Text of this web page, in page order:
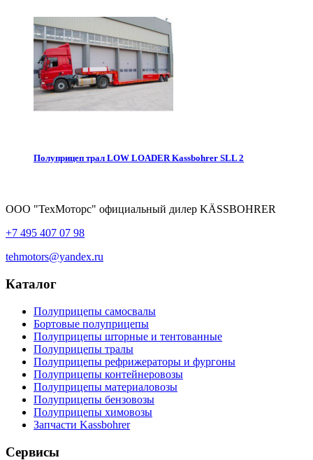
Полуприцеп трал LOW LOADER Kassbohrer SLL 2
ООО "ТехМоторс" официальный дилер KÄSSBOHRER
+7 495 407 07 98
tehmotors@yandex.ru
Каталог
Полуприцепы самосвалы
Бортовые полуприцепы
Полуприцепы шторные и тентованные
Полуприцепы тралы
Полуприцепы рефрижераторы и фургоны
Полуприцепы контейнеровозы
Полуприцепы материаловозы
Полуприцепы бензовозы
Полуприцепы химовозы
Запчасти Kassbohrer
Сервисы